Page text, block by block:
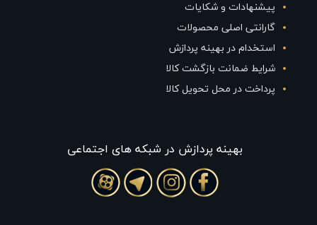
پیشنهادات و شکایات
گارانتی اصلی محصولات
استخدام در بهینه پردازش
شرایط ضمانت بازگشت کالا
پرداخت در محل تحویل کالا
بهينه پردازش در شبکه های اجتماعی